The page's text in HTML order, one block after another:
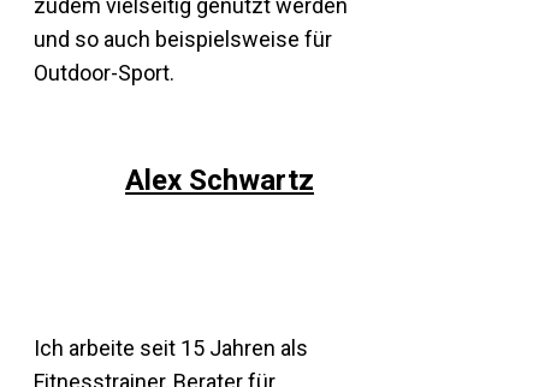
zudem vielseitig genutzt werden
und so auch beispielsweise für
Outdoor-Sport.
Alex Schwartz
Ich arbeite seit 15 Jahren als